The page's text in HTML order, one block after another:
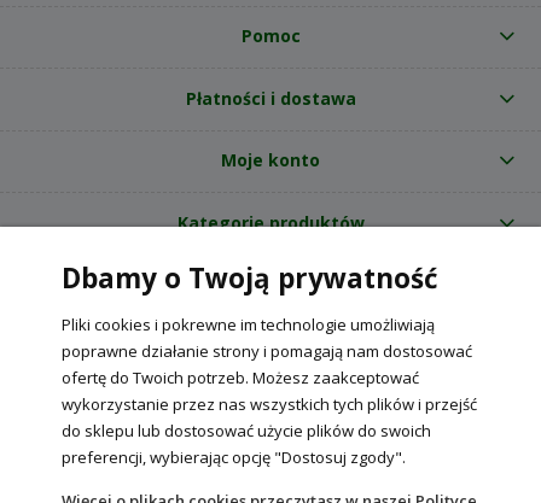
Pomoc
Płatności i dostawa
Moje konto
Kategorie produktów
O nas
Internetowy sklep ogrodniczy z nasionami RajOgrodnika.pl
NIP: 6090037061, REGON: 260240470 | Czarnca, ul. Tęczowa 31, 29-100
Włoszczowa
POKAŻ PEŁNĄ WERSJĘ STRONY
Dbamy o Twoją prywatność
Pliki cookies i pokrewne im technologie umożliwiają
poprawne działanie strony i pomagają nam dostosować
ofertę do Twoich potrzeb. Możesz zaakceptować
wykorzystanie przez nas wszystkich tych plików i przejść
do sklepu lub dostosować użycie plików do swoich
preferencji, wybierając opcję "Dostosuj zgody".